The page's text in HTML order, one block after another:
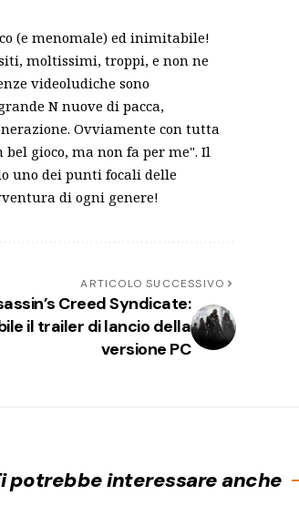
(e menomale) ed inimitabile!
moltissimi, troppi, e non ne
videoludiche sono
N nuove di pacca,
Ovviamente con tutta
gioco, ma non fa per me". Il
uno dei punti focali delle
di ogni genere!
ARTICOLO SUCCESSIVO
Creed Syndicate:
il trailer di lancio della
versione PC
potrebbe interessare anche